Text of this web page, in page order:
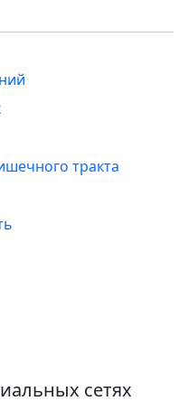
тракта
сетях